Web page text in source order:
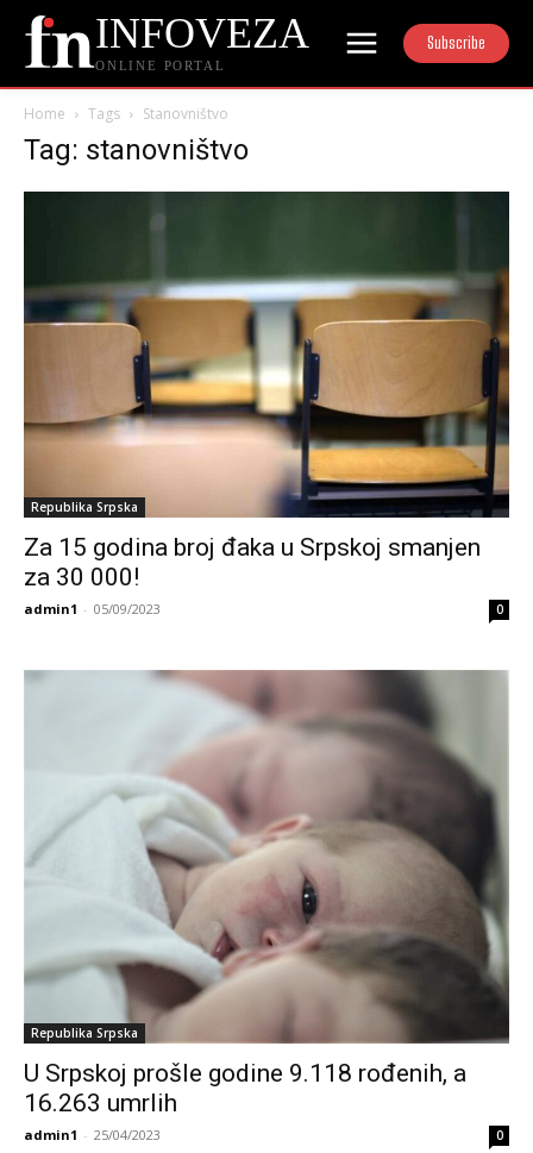
INFOVEZA
ONLINE PORTAL
Subscribe
Home Tags Stanovništvo
Tag: stanovništvo
Republika Srpska
Za 15 godina broj đaka u Srpskoj smanjen
za 30 000!
admin1 - 05/09/2023 0
Republika Srpska
U Srpskoj prošle godine 9.118 rođenih, a
16.263 umrlih
admin1 - 25/04/2023 0